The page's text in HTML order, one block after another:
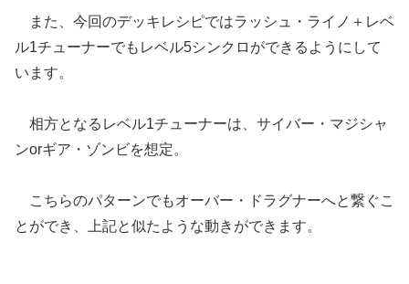
また、今回のデッキレシピではラッシュ・ライノ＋レベ
ル1チューナーでもレベル5シンクロができるようにして
います。
相方となるレベル1チューナーは、サイバー・マジシャ
ンorギア・ゾンビを想定。
こちらのパターンでもオーバー・ドラグナーへと繋ぐこ
とができ、上記と似たような動きができます。